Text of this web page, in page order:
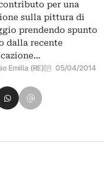
per una
sulla pittura di
prendendo spunto
dalla recente
Emilia (RE) 05/04/2014
LinkedIn
su Pinterest
su WhatsApp
Condividi su Email